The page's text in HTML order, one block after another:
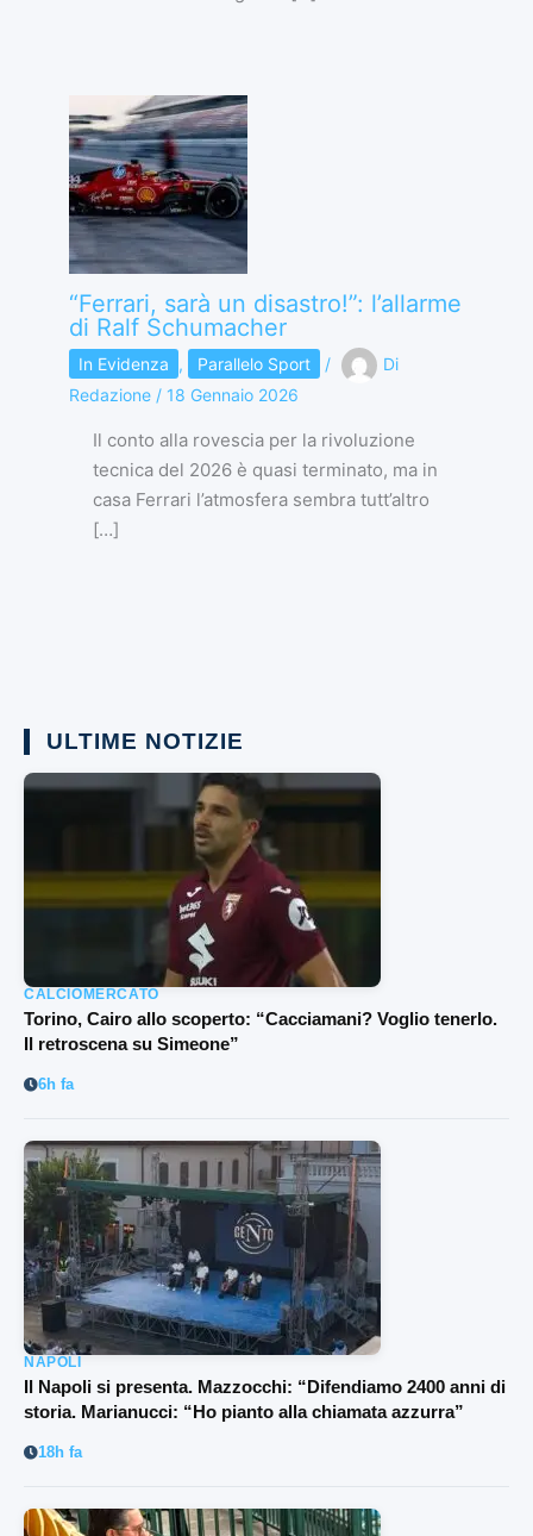
“Ferrari, sarà un disastro!”: l’allarme
di Ralf Schumacher
In Evidenza , Parallelo Sport /
Di
Redazione / 18 Gennaio 2026
Il conto alla rovescia per la rivoluzione
tecnica del 2026 è quasi terminato, ma in
casa Ferrari l’atmosfera sembra tutt’altro
[…]
ULTIME NOTIZIE
CALCIOMERCATO
Torino, Cairo allo scoperto: “Cacciamani? Voglio tenerlo.
Il retroscena su Simeone”
6h fa
NAPOLI
Il Napoli si presenta. Mazzocchi: “Difendiamo 2400 anni di
storia. Marianucci: “Ho pianto alla chiamata azzurra”
18h fa